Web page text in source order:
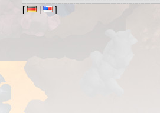
[ | ]